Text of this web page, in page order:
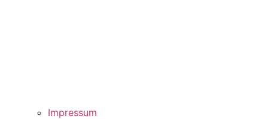
Impressum